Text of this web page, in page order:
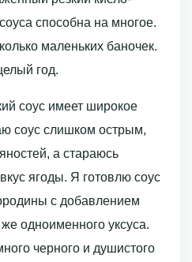
способна на многое.
маленьких баночек.
год.
соус имеет широкое
соус слишком острым,
а стараюсь
ягоды. Я готовлю соус
с добавлением
одноименного уксуса.
черного и душистого